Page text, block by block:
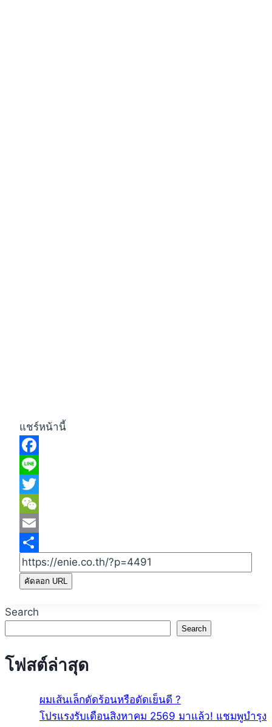
แชร์หน้านี้
Facebook
Line
Twitter
WeChat
Email
Share
คัดลอก URL
Search
Search
โฟสต์ล่าสุด
ผมเส้นเล็กดัดร้อนหรือดัดเย็นดี ?
โปรแรงรับเดือนสิงหาคม 2569 มาแล้ว! แชมพูบำรุง